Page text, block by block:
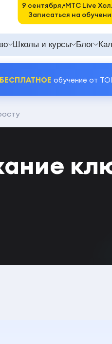
Школы и курсы Блог
БЕСПЛАТНОЕ обучение от
9 сентября, MTC Live
Записаться на